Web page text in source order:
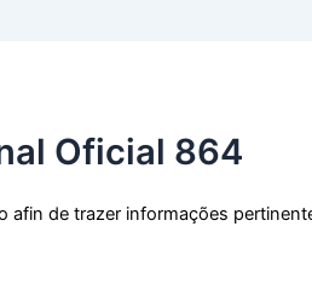
Oficial 864
afin de trazer informações